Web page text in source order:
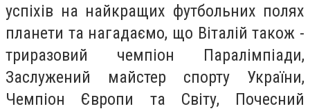
успіхів на найкращих футбольних полях
планети та нагадаємо, що Віталій також -
триразовий чемпіон Паралімпіади,
Заслужений майстер спорту України,
Чемпіон Європи та Світу, Почесний